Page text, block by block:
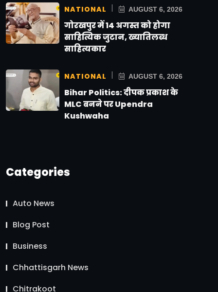
NATIONAL AUGUST 6, 2026
गोरखपुर में 14 अगस्त को होगा
साहित्यिक जुटान, ख्यातिलब्ध
साहित्यकार
NATIONAL AUGUST 6, 2026
Bihar Politics: दीपक प्रकाश के
MLC बनने पर Upendra
Kushwaha
Categories
Auto News
Blog Post
Business
Chhattisgarh News
Chitrakoot